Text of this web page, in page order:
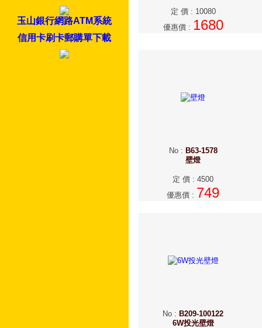
玉山銀行網路ATM系統
信用卡刷卡郵購單下載
定 價: 10080
優惠價: 1680
No: B63-1578
壁燈
定 價 : 4500
優惠價 : 749
No : B209-100122
6W投光壁燈